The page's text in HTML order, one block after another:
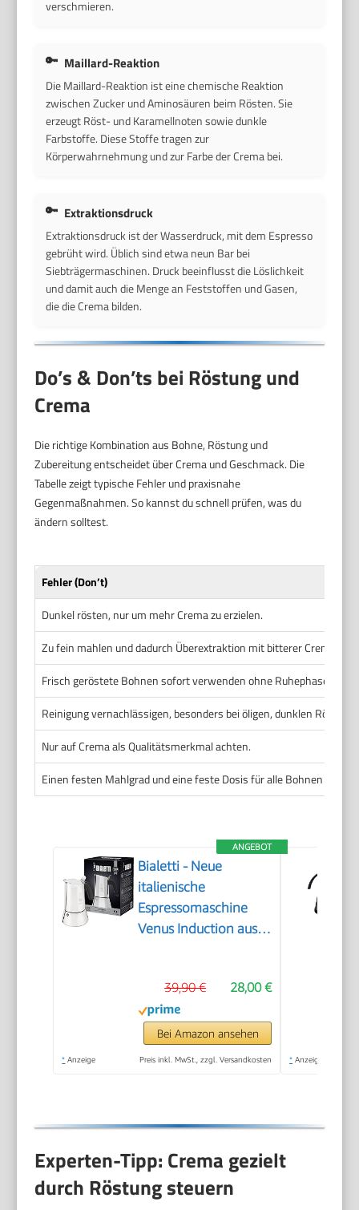
verschmieren.
Maillard-Reaktion
Die Maillard-Reaktion ist eine chemische Reaktion
zwischen Zucker und Aminosäuren beim Rösten. Sie
erzeugt Röst- und Karamellnoten sowie dunkle
Farbstoffe. Diese Stoffe tragen zur
Körperwahrnehmung und zur Farbe der Crema bei.
Extraktionsdruck
Extraktionsdruck ist der Wasserdruck, mit dem Espresso
gebrüht wird. Üblich sind etwa neun Bar bei
Siebträgermaschinen. Druck beeinflusst die Löslichkeit
und damit auch die Menge an Feststoffen und Gasen,
die die Crema bilden.
Do’s & Don’ts bei Röstung und
Crema
Die richtige Kombination aus Bohne, Röstung und
Zubereitung entscheidet über Crema und Geschmack. Die
Tabelle zeigt typische Fehler und praxisnahe
Gegenmaßnahmen. So kannst du schnell prüfen, was du
ändern solltest.
Fehler (Don’t)
Dunkel rösten, nur um mehr Crema zu erzielen.
Zu fein mahlen und dadurch Überextraktion mit bitterer Crema.
Frisch geröstete Bohnen sofort verwenden ohne Ruhephase.
Reinigung vernachlässigen, besonders bei öligen, dunklen
Nur auf Crema als Qualitätsmerkmal achten.
Einen festen Mahlgrad und eine feste Dosis für alle Bohnen
ANGEBOT
Bialetti - Neue
italienische
Espressomaschine
Venus Induction aus
Tellern, 4
Kaffeetassen (170
ml), Silber
28,00 €
39,90 €
Bei Amazon ansehen
* Anzeige Preis inkl. MwSt., zzgl. Versandkosten * Anzeige
Experten-Tipp: Crema gezielt
durch Röstung steuern